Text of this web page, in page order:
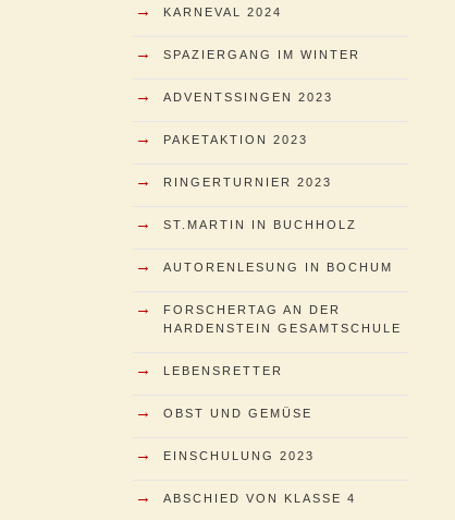
→ KARNEVAL 2024
→ SPAZIERGANG IM WINTER
→ ADVENTSSINGEN 2023
→ PAKETAKTION 2023
→ RINGERTURNIER 2023
→ ST.MARTIN IN BUCHHOLZ
→ AUTORENLESUNG IN BOCHUM
→
FORSCHERTAG AN DER
HARDENSTEIN GESAMTSCHULE
→ LEBENSRETTER
→ OBST UND GEMÜSE
→ EINSCHULUNG 2023
→ ABSCHIED VON KLASSE 4